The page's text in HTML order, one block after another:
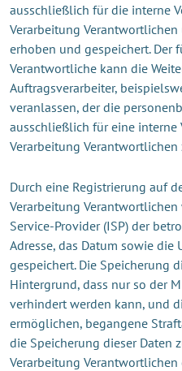
ausschließlich für die interne
Verarbeitung
erhoben und gespeichert. Der
Verantwortliche kann die
Auftragsverarbeiter,
veranlassen, der die
ausschließlich für eine interne
Verarbeitung
Durch eine Registrierung auf
Verarbeitung
Service-Provider (ISP) der
Adresse, das Datum sowie die
gespeichert. Die Speicherung
Hintergrund, dass nur so der
verhindert werden kann, und
ermöglichen, begangene
die Speicherung dieser Daten
Verarbeitung